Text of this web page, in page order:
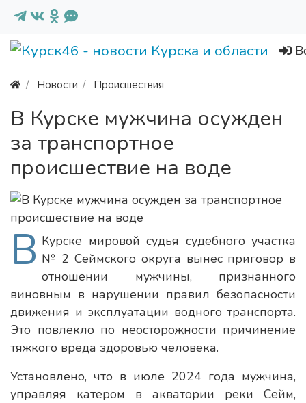
Новости Происшествия
В Курске мужчина осужден
за транспортное
происшествие на воде
В Курске мировой судья судебного участка
№ 2 Сеймского округа вынес приговор в
отношении мужчины, признанного
виновным в нарушении правил безопасности
движения и эксплуатации водного транспорта.
Это повлекло по неосторожности причинение
тяжкого вреда здоровью человека.
Установлено, что в июле 2024 года мужчина,
управляя катером в акватории реки Сейм,